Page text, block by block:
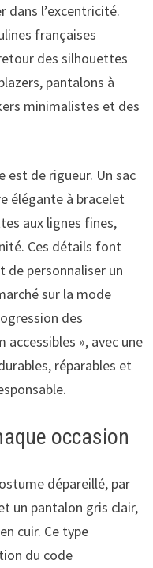
dans l’excentricité.
françaises
des silhouettes
pantalons à
minimalistes et des
est de rigueur. Un sac
élégante à bracelet
aux lignes fines,
Ces détails font
personnaliser un
sur la mode
des
», avec une
réparables et
occasion
dépareillé, par
un pantalon gris clair,
cuir. Ce type
du code